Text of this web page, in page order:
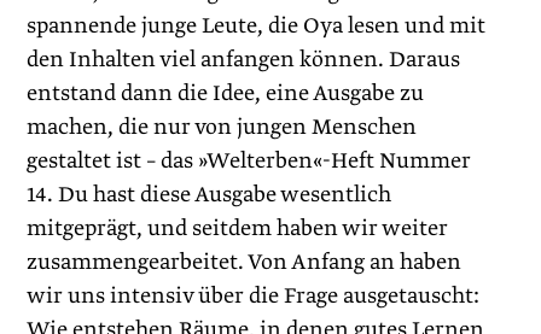
spannende junge Leute, die Oya lesen und mit
den Inhalten viel anfangen können. Daraus
entstand dann die Idee, eine Ausgabe zu
machen, die nur von jungen Menschen
gestaltet ist – das »Welterben«-Heft Nummer
14. Du hast diese Ausgabe wesentlich
mitgeprägt, und seitdem haben wir weiter
zusammengearbeitet. Von Anfang an haben
wir uns intensiv über die Frage ausgetauscht: